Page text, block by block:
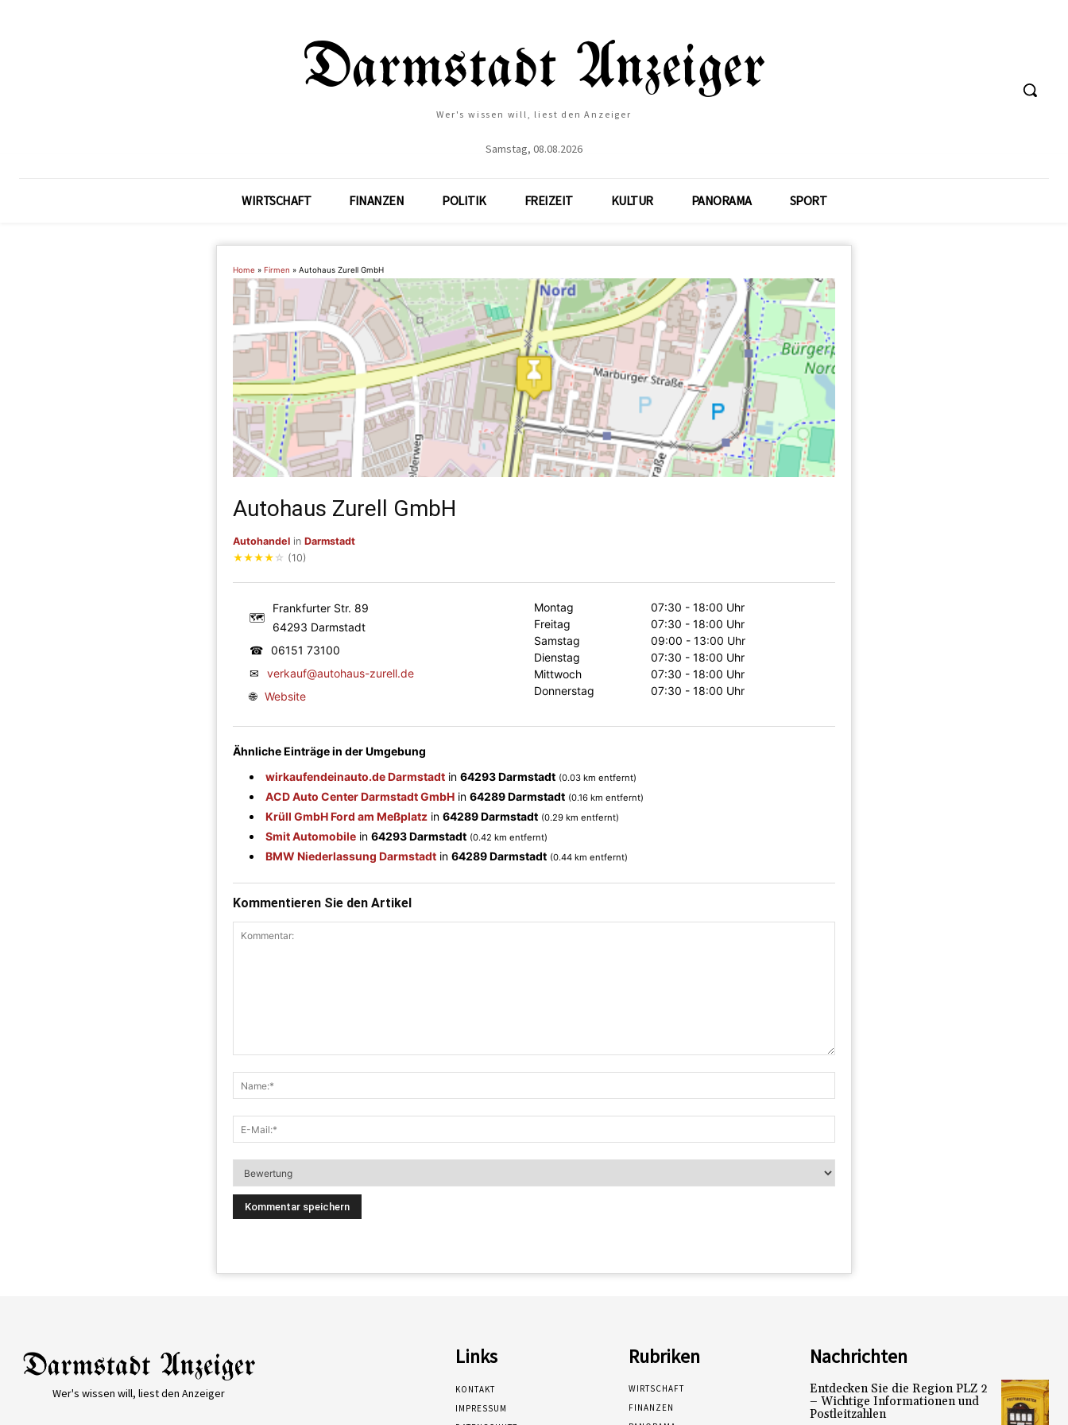
Wer's wissen will, liest den Anzeiger
Samstag, 08.08.2026
WIRTSCHAFT FINANZEN POLITIK FREIZEIT KULTUR PANORAMA SPORT
Home » Firmen » Autohaus Zurell GmbH
Autohaus Zurell GmbH
Autohandel in Darmstadt
★★★★ ☆ (10)
🗺
Frankfurter Str. 89
64293 Darmstadt
☎ 06151 73100
✉
verkauf@autohaus-zurell.de
🌐 Website
Montag
07:30 - 18:00 Uhr
Freitag
07:30 - 18:00 Uhr
Samstag
09:00 - 13:00 Uhr
Dienstag
07:30 - 18:00 Uhr
Mittwoch
07:30 - 18:00 Uhr
Donnerstag
07:30 - 18:00 Uhr
Ähnliche Einträge in der Umgebung
wirkaufendeinauto.de Darmstadt in 64293 Darmstadt (0.03 km entfernt)
ACD Auto Center Darmstadt GmbH in 64289 Darmstadt (0.16 km entfernt)
Krüll GmbH Ford am Meßplatz in 64289 Darmstadt (0.29 km entfernt)
Smit Automobile in 64293 Darmstadt (0.42 km entfernt)
BMW Niederlassung Darmstadt in 64289 Darmstadt (0.44 km entfernt)
Kommentieren Sie den Artikel
Wer's wissen will, liest den Anzeiger
Links
KONTAKT
IMPRESSUM
Rubriken
WIRTSCHAFT
FINANZEN
Nachrichten
Entdecken Sie die Region PLZ 2
– Wichtige Informationen und
Postleitzahlen